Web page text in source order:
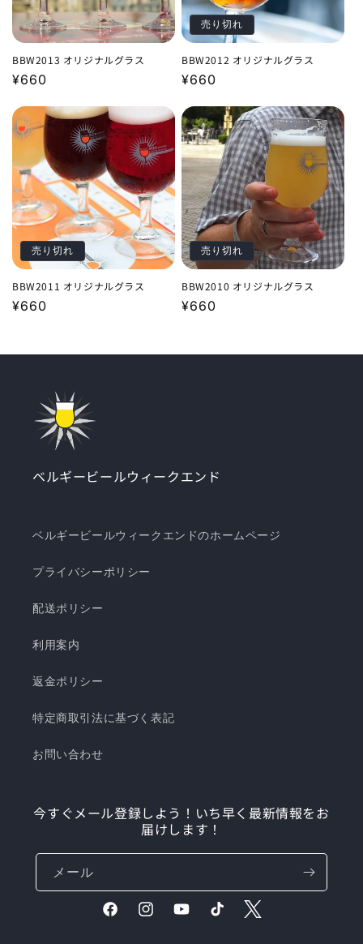
BBW2013 オリジナルグラス
通
価
格
¥660
売り切れ
BBW2012 オリジナルグラス
通
価
格
¥660
売り切れ
BBW2011 オリジナルグラス
通
¥660
売り切れ
BBW2010 オリジナルグラス
通
¥660
ベルギービールウィークエンド
ベルギービールウィークエンドのホームページ
プライバシーポリシー
配送ポリシー
利用案内
返金ポリシー
特定商取引法に基づく表記
お問い合わせ
今すぐメール登録しよう！いち早く最新情報をお
届けします！
メール
FacebookInstagramYouTubeTikTokTwitter